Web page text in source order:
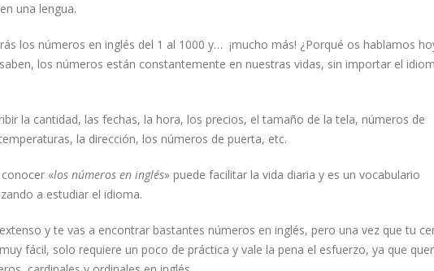
una lengua.
los números en inglés del 1 al 1000 y… ¡mucho más! ¿Porqué os hablamos
los números están constantemente en nuestras vidas, sin importar el
la cantidad, las fechas, la hora, los precios, el tamaño de la tela, números de
la dirección, los números de puerta, etc.
«los números en inglés» puede facilitar la vida diaria y es un vocabulario
a estudiar el idioma.
y te vas a encontrar bastantes números en inglés, pero una vez que tu
fácil, solo requiere un poco de práctica y vale la pena el esfuerzo, ya que